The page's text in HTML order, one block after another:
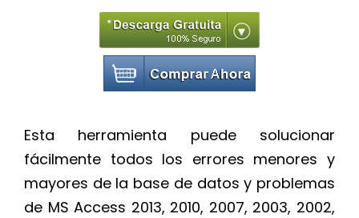
Esta herramienta puede solucionar
fácilmente todos los errores menores y
mayores de la base de datos y problemas
de MS Access 2013, 2010, 2007, 2003, 2002,